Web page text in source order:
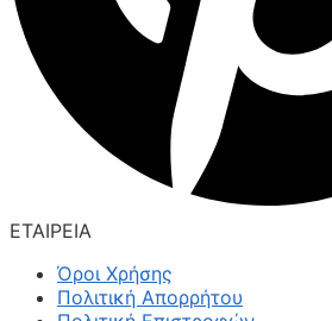
ΕΤΑΙΡΕΙΑ
Όροι Χρήσης
Πολιτική Απορρήτου